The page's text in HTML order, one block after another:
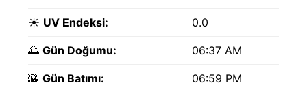
☀️ UV Endeksi: 0.0
🌅 Gün Doğumu: 06:37 AM
🌇 Gün Batımı: 06:59 PM